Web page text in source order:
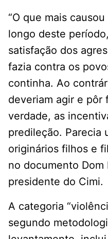
“O que mais
longo deste
satisfação dos
fazia contra os
continha. Ao
deveriam agir e pôr
verdade, as
predileção. Parecia
originários filhos e
no documento Dom
presidente do Cimi.
A categoria
segundo